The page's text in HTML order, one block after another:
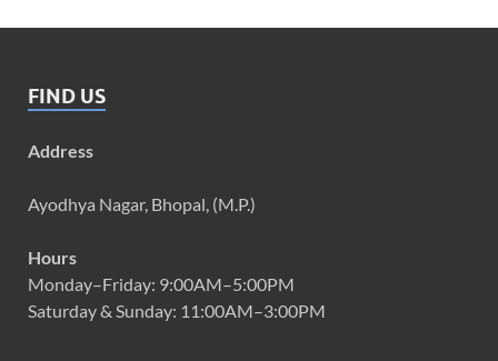
FIND US
Address
Ayodhya Nagar, Bhopal, (M.P.)
Hours
Monday–Friday: 9:00AM–5:00PM
Saturday & Sunday: 11:00AM–3:00PM